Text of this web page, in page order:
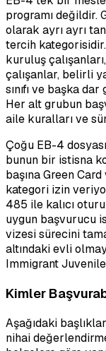
programı değildir.
olarak ayrı ayrı
tercih
kuruluş
çalışanlar, belirli
sınıfı ve başka
Her alt grubun
aile kuralları ve
Çoğu EB-4
bunun bir istisna
başına Green
kategori izin
485 ile kalıcı
uygun başvurucu
vizesi sürecini
altındaki evli
Immigrant
Kimler
Aşağıdaki
nihai